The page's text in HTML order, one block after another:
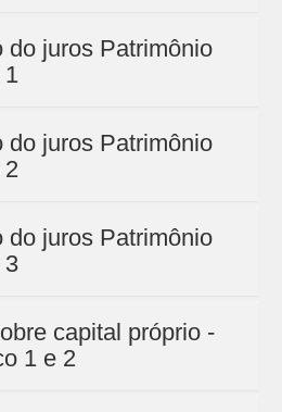
do juros Patrimônio
1
do juros Patrimônio
2
do juros Patrimônio
3
capital próprio -
1 e 2